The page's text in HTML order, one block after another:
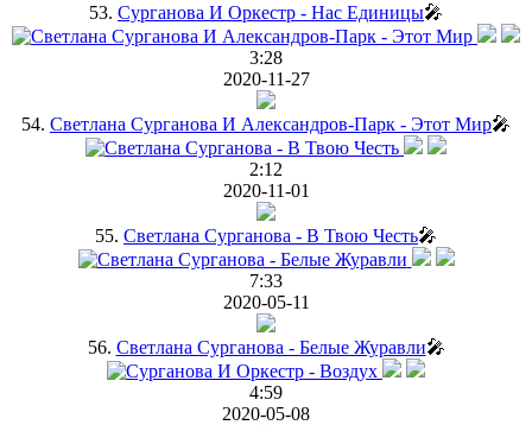
53. Сурганова И Оркестр - Нас Единицы🎤
3:28
2020-11-27
54. Светлана Сурганова И Александров-Парк - Этот Мир🎤
2:12
2020-11-01
55. Светлана Сурганова - В Твою Честь🎤
7:33
2020-05-11
56. Светлана Сурганова - Белые Журавли🎤
4:59
2020-05-08